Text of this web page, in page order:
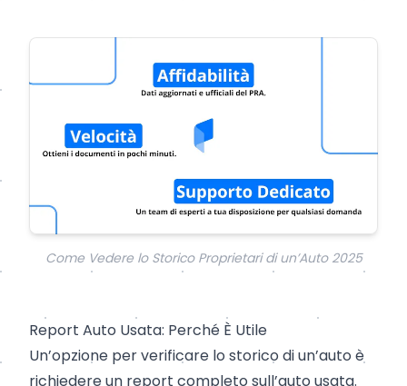
Come Vedere lo Storico Proprietari di un’Auto 2025
Report Auto Usata: Perché È Utile
Un’opzione per verificare lo storico di un’auto è
richiedere un report completo sull’auto usata.